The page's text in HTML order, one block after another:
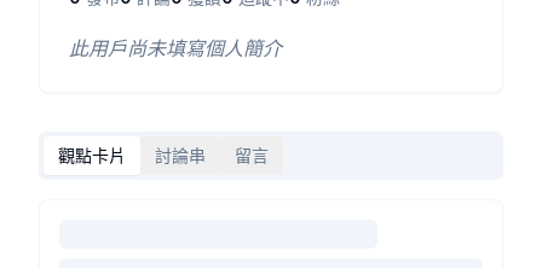
此用戶尚未填寫個人簡介
觀點卡片 討論串 留言